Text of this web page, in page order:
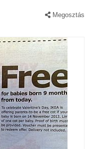
Megosztás